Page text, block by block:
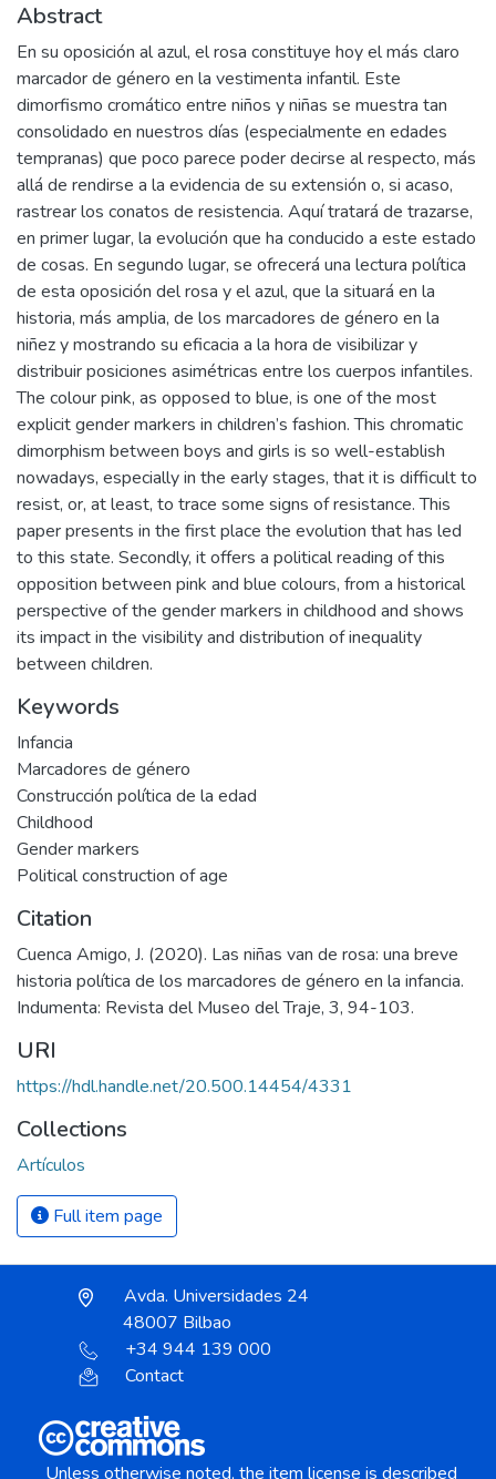
Abstract
En su oposición al azul, el rosa constituye hoy el más claro
marcador de género en la vestimenta infantil. Este
dimorfismo cromático entre niños y niñas se muestra tan
consolidado en nuestros días (especialmente en edades
tempranas) que poco parece poder decirse al respecto, más
allá de rendirse a la evidencia de su extensión o, si acaso,
rastrear los conatos de resistencia. Aquí tratará de trazarse,
en primer lugar, la evolución que ha conducido a este estado
de cosas. En segundo lugar, se ofrecerá una lectura política
de esta oposición del rosa y el azul, que la situará en la
historia, más amplia, de los marcadores de género en la
niñez y mostrando su eficacia a la hora de visibilizar y
distribuir posiciones asimétricas entre los cuerpos infantiles.
The colour pink, as opposed to blue, is one of the most
explicit gender markers in children’s fashion. This chromatic
dimorphism between boys and girls is so well-establish
nowadays, especially in the early stages, that it is difficult to
resist, or, at least, to trace some signs of resistance. This
paper presents in the first place the evolution that has led
to this state. Secondly, it offers a political reading of this
opposition between pink and blue colours, from a historical
perspective of the gender markers in childhood and shows
its impact in the visibility and distribution of inequality
between children.
Keywords
Infancia
Marcadores de género
Construcción política de la edad
Childhood
Gender markers
Political construction of age
Citation
Cuenca Amigo, J. (2020). Las niñas van de rosa: una breve
historia política de los marcadores de género en la infancia.
Indumenta: Revista del Museo del Traje, 3, 94-103.
URI
https://hdl.handle.net/20.500.14454/4331
Collections
Artículos
Full item page
Avda. Universidades 24
48007 Bilbao
+34 944 139 000
Contact
Unless otherwise noted, the item license is described